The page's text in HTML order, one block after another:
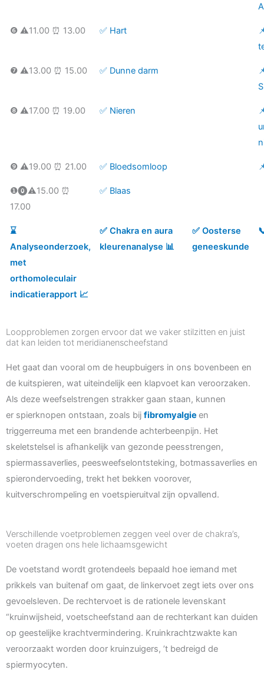
❻ ⚠️11.00 ⏰ 13.00 ✅ Hart
❼ ⚠️13.00 ⏰ 15.00 ✅ Dunne darm
❽ ⚠️17.00 ⏰ 19.00 ✅ Nieren
❾ ⚠️19.00 ⏰ 21.00 ✅ Bloedsomloop
❶⓿⚠️15.00 ⏰
17.00
✅ Blaas
⌛️
Analyseonderzoek,
met
orthomoleculair
indicatierapport 📈
✅ Chakra en aura
kleurenanalyse 📊
✅ Oosterse
geneeskunde
Loopproblemen zorgen ervoor dat we vaker stilzitten en juist
dat kan leiden tot meridianenscheefstand
Het gaat dan vooral om de heupbuigers in ons bovenbeen en
de kuitspieren, wat uiteindelijk een klapvoet kan veroorzaken.
Als deze weefselstrengen strakker gaan staan, kunnen ​​
er spierknopen ontstaan, zoals bij fibromyalgie en
triggerreuma met een brandende achterbeenpijn. Het
skeletstelsel is afhankelijk van gezonde peesstrengen,
spiermassaverlies, peesweefselontsteking, botmassaverlies en
spierondervoeding, trekt het bekken voorover,
kuitverschrompeling en voetspieruitval zijn opvallend.
Verschillende voetproblemen zeggen veel over de chakra’s,
voeten dragen ons hele lichaamsgewicht
De voetstand wordt grotendeels bepaald hoe iemand met
prikkels van buitenaf om gaat, de linkervoet zegt iets over ons
gevoelsleven. De rechtervoet is de rationele levenskant
“kruinwijsheid, voetscheefstand aan de rechterkant kan duiden
op geestelijke krachtvermindering. Kruinkrachtzwakte kan
veroorzaakt worden door kruinzuigers, ’t bedreigd de
spiermyocyten.